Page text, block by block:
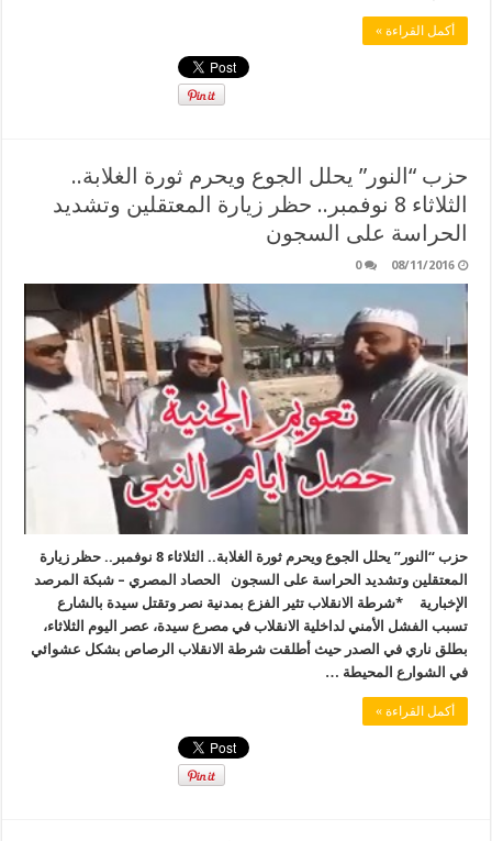
أكمل القراءة »
حزب “النور” يحلل الجوع ويحرم ثورة الغلابة..
الثلاثاء 8 نوفمبر.. حظر زيارة المعتقلين وتشديد
الحراسة على السجون
08/11/2016
0
حزب “النور” يحلل الجوع ويحرم ثورة الغلابة.. الثلاثاء 8 نوفمبر.. حظر زيارة
المعتقلين وتشديد الحراسة على السجون الحصاد المصري – شبكة المرصد
الإخبارية *شرطة الانقلاب تثير الفزع بمدنية نصر وتقتل سيدة بالشارع
تسبب الفشل الأمني لداخلية الانقلاب في مصرع سيدة، عصر اليوم الثلاثاء،
بطلق ناري في الصدر حيث أطلقت شرطة الانقلاب الرصاص بشكل عشوائي
في الشوارع المحيطة …
أكمل القراءة »